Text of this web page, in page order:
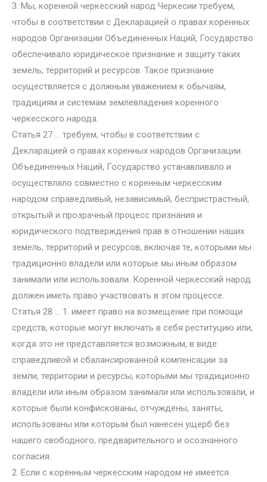
3. Мы, коренной черкесский народ Черкесии требуем,
чтобы в соответствии с Декларацией о правах коренных
народов Организации Объединенных Наций, Государство
обеспечивало юридическое признание и защиту таких
земель, территорий и ресурсов. Такое признание
осуществляется с должным уважением к обычаям,
традициям и системам землевладения коренного
черкесского народа.
Статья 27 … требуем, чтобы в соответствии с
Декларацией о правах коренных народов Организации
Объединенных Наций, Государство устанавливало и
осуществляло совместно с коренным черкесским
народом справедливый, независимый, беспристрастный,
открытый и прозрачный процесс признания и
юридического подтверждения прав в отношении наших
земель, территорий и ресурсов, включая те, которыми мы
традиционно владели или которые мы иным образом
занимали или использовали. Коренной черкесский народ
должен иметь право участвовать в этом процессе.
Статья 28 … 1. имеет право на возмещение при помощи
средств, которые могут включать в себя реституцию или,
когда это не представляется возможным, в виде
справедливой и сбалансированной компенсации за
земли, территории и ресурсы, которыми мы традиционно
владели или иным образом занимали или использовали, и
которые были конфискованы, отчуждены, заняты,
использованы или которым был нанесен ущерб без
нашего свободного, предварительного и осознанного
согласия.
2. Если с коренным черкесским народом не имеется